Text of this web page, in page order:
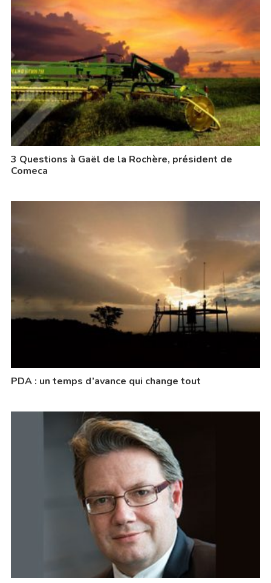
3 Questions à Gaël de la Rochère, président de
Comeca
PDA : un temps d’avance qui change tout